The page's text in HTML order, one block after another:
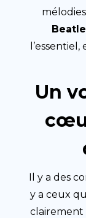
Un
Il y a des
y a ceux
clairement